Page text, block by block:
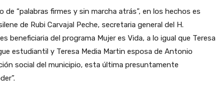
de “palabras firmes y sin marcha atrás”, en los hechos es
de Rubi Carvajal Peche, secretaria general del H.
beneficiaria del programa Mujer es Vida, a lo igual que Teresa
estudiantil y Teresa Media Martin esposa de Antonio
social del municipio, esta última presuntamente